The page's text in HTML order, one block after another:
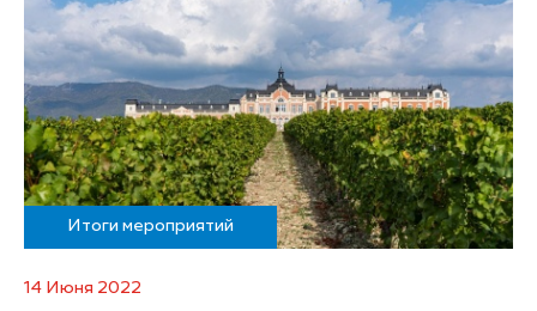
Итоги мероприятий
14 Июня 2022